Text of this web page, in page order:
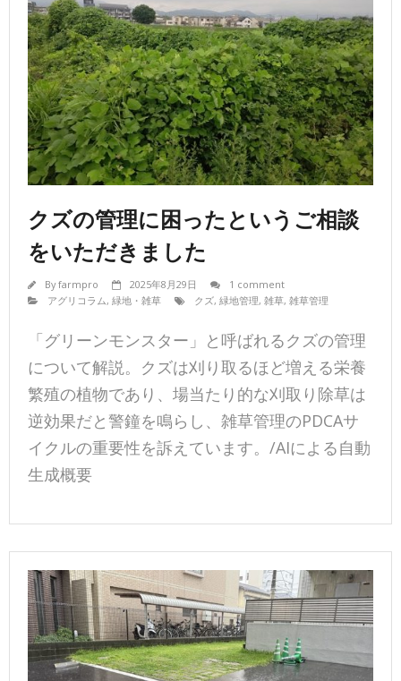
クズの管理に困ったというご相談
をいただきました
Byfarmpro 2025年8月29日
1 comment
アグリコラム, 緑地・雑草 クズ, 緑地管理, 雑草, 雑草管理
「グリーンモンスター」と呼ばれるクズの管理
について解説。クズは刈り取るほど増える栄養
繁殖の植物であり、場当たり的な刈取り除草は
逆効果だと警鐘を鳴らし、雑草管理のPDCAサ
イクルの重要性を訴えています。/AIによる自動
生成概要